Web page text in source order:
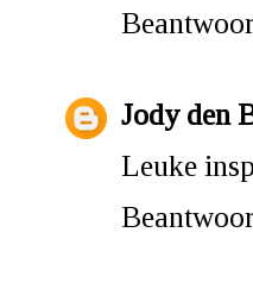
Jody den
Leuke